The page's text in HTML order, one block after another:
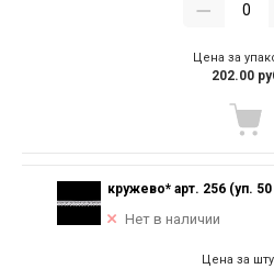
Цена за
202.00
кружево* арт. 256 (уп.
Нет в наличии
Цена за